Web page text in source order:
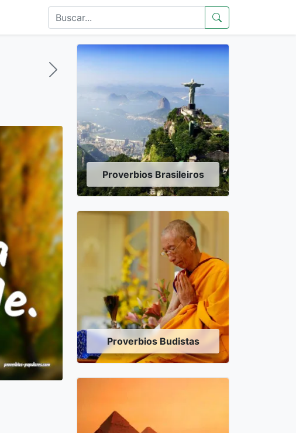
Proverbios Brasileiros
Proverbios Budistas